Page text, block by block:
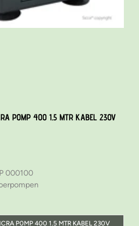
P0MP 400 1.5 MTR KABEL 230V
000100
P0MP 400 1.5 MTR KABEL 230V